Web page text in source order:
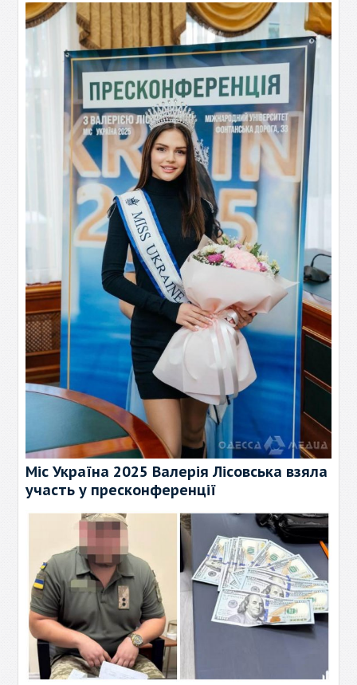
Міс Україна 2025 Валерія Лісовська взяла
участь у пресконференції